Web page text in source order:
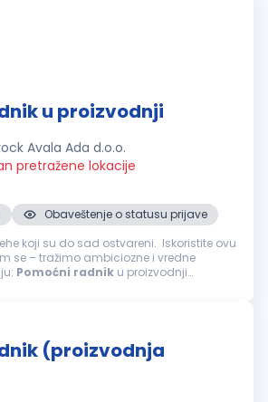
u proizvodnji
Avala Ada d.o.o.
pretražene lokacije
Obaveštenje o statusu prijave
koji su do sad ostvareni. Iskoristite ovu
se – tražimo ambiciozne i vredne
Pomoćni radnik u proizvodnji
(proizvodnja